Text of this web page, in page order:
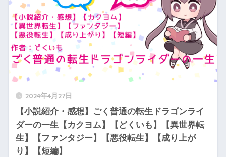
2024年4月27日
【小説紹介・感想】ごく普通の転生ドラゴンライ
ダーの一生【カクヨム】【どくいも】【異世界転
生】【ファンタジー】【悪役転生】【成り上が
り】【短編】